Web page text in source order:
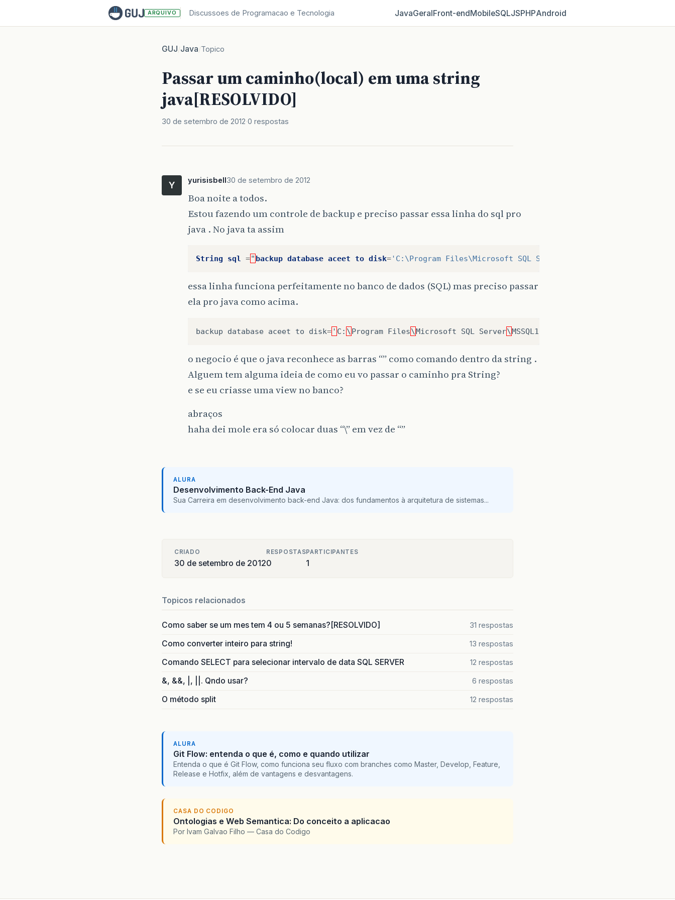
ARQUIVO Discussoes de Programacao e Tecnologia JavaGeralFront‑endMobileSQLJSPHPAndroid
GUJ/Java/Topico
Passar um caminho(local) em uma string
java[RESOLVIDO]
30 de setembro de 2012 0 respostas
Y yurisisbell30 de setembro de 2012
Boa noite a todos.
Estou fazendo um controle de backup e preciso passar essa linha do sql pro
java . No java ta assim
String sql =" backup database aceet to disk= 'C:\Program Files\Microsoft SQL
essa linha funciona perfeitamente no banco de dados (SQL) mas preciso passar
ela pro java como acima.
backup database aceet to disk= ' C : \ Program Files\Microsoft SQL Server\MSSQL10
o negocio é que o java reconhece as barras “” como comando dentro da string .
Alguem tem alguma ideia de como eu vo passar o caminho pra String?
e se eu criasse uma view no banco?
abraços
haha dei mole era só colocar duas “\” em vez de “”
ALURA
Desenvolvimento Back-End Java
Sua Carreira em desenvolvimento back-end Java: dos fundamentos à arquitetura de sistemas...
CRIADO
30 de setembro de 2012
RESPOSTAS
0
PARTICIPANTES
1
Topicos relacionados
Como saber se um mes tem 4 ou 5 semanas?[RESOLVIDO] 31 respostas
Como converter inteiro para string! 13 respostas
Comando SELECT para selecionar intervalo de data SQL SERVER 12 respostas
&, &&, |, ||. Qndo usar? 6 respostas
O método split 12 respostas
ALURA
Git Flow: entenda o que é, como e quando utilizar
Entenda o que é Git Flow, como funciona seu fluxo com branches como Master, Develop, Feature,
Release e Hotfix, além de vantagens e desvantagens.
CASA DO CODIGO
Ontologias e Web Semantica: Do conceito a aplicacao
Por Ivam Galvao Filho — Casa do Codigo